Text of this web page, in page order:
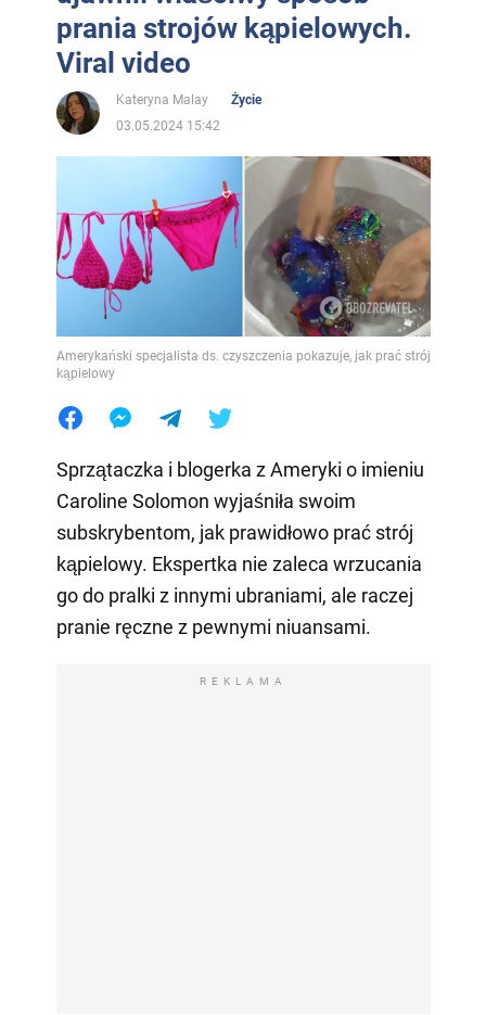
prania strojów kąpielowych.
Viral video
Kateryna Malay
Życie
03.05.2024 15:42
Amerykański specjalista ds. czyszczenia pokazuje, jak prać strój
kąpielowy
Sprzątaczka i blogerka z Ameryki o imieniu
Caroline Solomon wyjaśniła swoim
subskrybentom, jak prawidłowo prać strój
kąpielowy. Ekspertka nie zaleca wrzucania
go do pralki z innymi ubraniami, ale raczej
pranie ręczne z pewnymi niuansami.
REKLAMA